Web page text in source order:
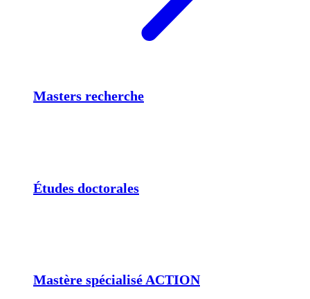
Masters recherche
Études doctorales
Mastère spécialisé ACTION